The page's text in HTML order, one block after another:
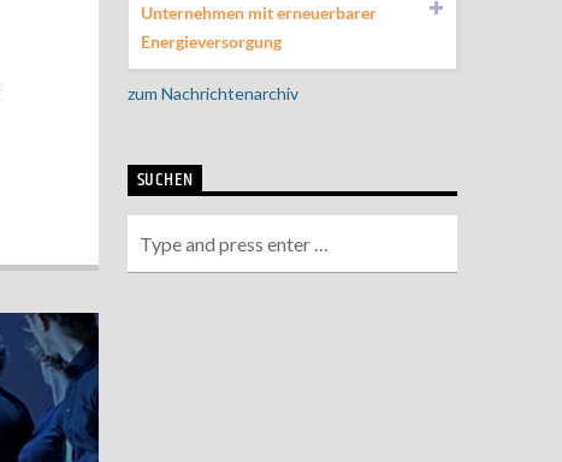
Unternehmen mit erneuerbarer
Energieversorgung
zum Nachrichtenarchiv
SUCHEN